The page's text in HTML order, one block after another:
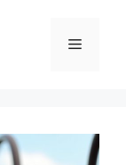
Menu